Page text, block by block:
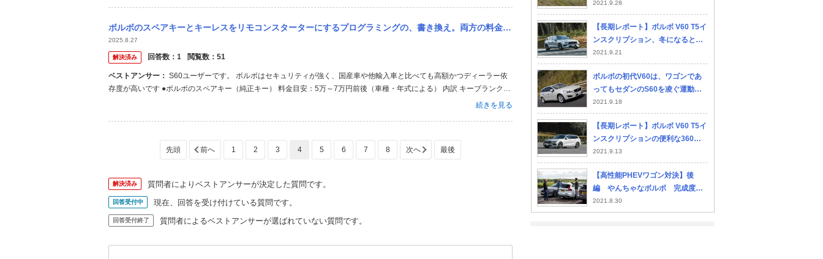
ボルボのスペアキーとキーレスをリモコンスターターにするプログラミングの、書き換え。両方の料金と時間わかるかた教えてください！
2025.8.27
解決済み 回答数： 1 閲覧数： 51
ベストアンサー：
存度が高いです ●ボルボのスペアキー（純正キー） 料金目安：5万～7万円前後（車種・年式による） 内訳 キーブランク代
（リモコン付きスマートキーの場合3～4万円） プログラミング作業料（2～3万円） 所要時間：車両とコンピュータに接続
続きを見る
1 2 3 4 5 6 7 8
解決済み 質問者によりベストアンサーが決定した質問です。
回答受付中 現在、回答を受け付けている質問です。
回答受付終了 質問者によるベストアンサーが選ばれていない質問です。
ン
2021.9.28
【長期レポート】ボルボ V60 T5イ
ンスクリプション、冬になると悩
むスタッドレスタイヤへの交換
2021.9.21
ボルボの初代V60は、ワゴンであ
ってもセダンのS60を凌ぐ運動性
能を見せた【10年ひと昔の新車】
2021.9.18
【長期レポート】ボルボ V60 T5イ
ンスクリプションの便利な360度
ビューカメラとリアビューカメラ
2021.9.13
【高性能PHEVワゴン対決】後
編 やんちゃなボルボ 完成度高
いBMW 美点を取り戻したプジョ
ー
2021.8.30